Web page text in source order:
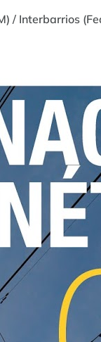
/ Interbarrios